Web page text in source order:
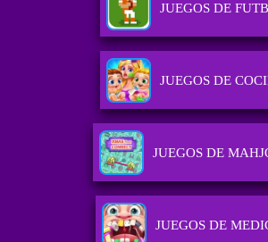
JUEGOS DE
JUEGOS DE
JUEGOS DE
JUEGOS DE